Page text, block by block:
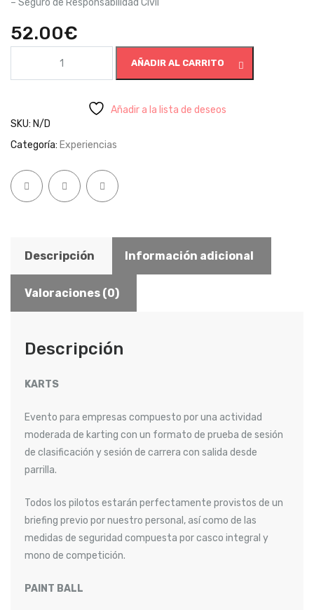
– Seguro de Responsabilidad Civil
52.00€
TEAM
AÑADIR AL CARRITO
Añadir a la lista de deseos
SKU: N/D
Categoría: Experiencias
Descripción Información adicional
Valoraciones (0)
Descripción
KARTS
Evento para empresas compuesto por una actividad
moderada de karting con un formato de prueba de sesión
de clasificación y sesión de carrera con salida desde
parrilla.
Todos los pilotos estarán perfectamente provistos de un
briefing previo por nuestro personal, así como de las
medidas de seguridad compuesta por casco integral y
mono de competición.
PAINT BALL